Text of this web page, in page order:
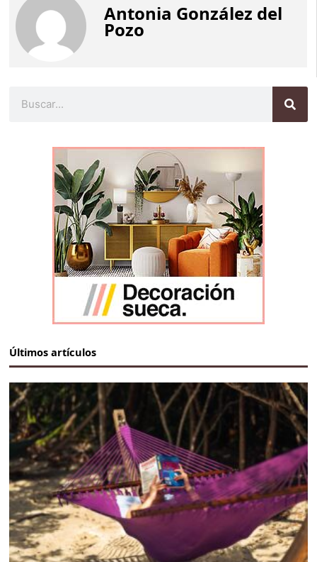
Antonia González del
Pozo
Últimos artículos